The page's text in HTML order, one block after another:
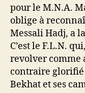
pour le M.N.A.
oblige à
Messali Hadj, a
C’est le F.L.N.
revolver comme
contraire glorifié
Bekhat et ses